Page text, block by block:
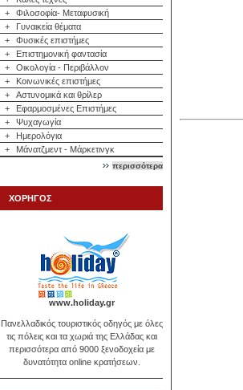
+
Φιλοσοφία- Μεταφυσική
+
Γυναικεία θέματα
+
Φυσικές επιστήμες
+
Επιστημονική φαντασία
+
Οικολογία - Περιβάλλον
+
Κοινωνικές επιστήμες
+
Αστυνομικά και θρίλερ
+
Εφαρμοσμένες Επιστήμες
+
Ψυχαγωγία
+
Ημερολόγια
+
Μάνατζμεντ - Μάρκετινγκ
περισσότερα
ΧΟΡΗΓΟΣ
www.holiday.gr
Πανελλαδικός τουριστικός οδηγός με όλες
τις πόλεις και τα χωριά της Ελλάδας και
περισσότερα από 9000 ξενοδοχεία με
δυνατότητα online κρατήσεων.